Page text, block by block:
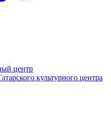
центр
культурного центра